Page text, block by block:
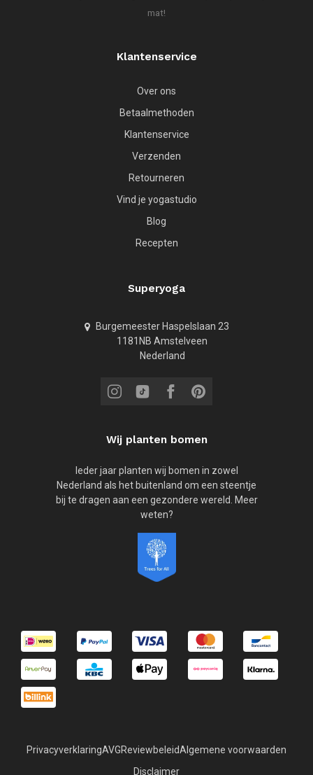
mat!
Klantenservice
Over ons
Betaalmethoden
Klantenservice
Verzenden
Retourneren
Vind je yogastudio
Blog
Recepten
Superyoga
Burgemeester Haspelslaan 23
1181NB Amstelveen
Nederland
Wij planten bomen
Ieder jaar planten wij bomen in zowel
Nederland als het buitenland om een steentje
bij te dragen aan een gezondere wereld. Meer
weten?
PrivacyverklaringAVGReviewbeleidAlgemene voorwaarden
Disclaimer